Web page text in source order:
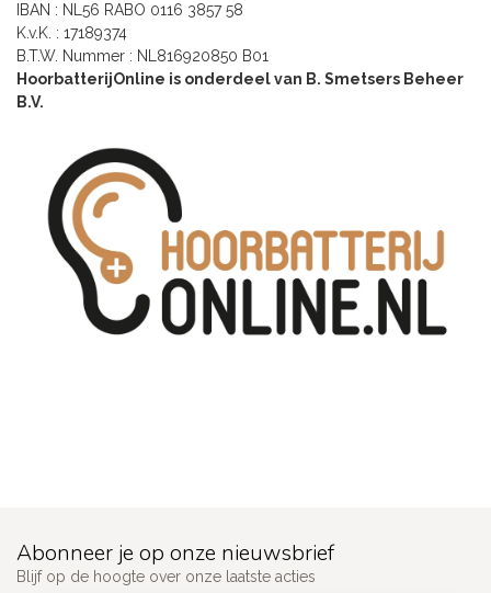
IBAN : NL56 RABO 0116 3857 58
K.v.K. : 17189374
B.T.W. Nummer : NL816920850 B01
HoorbatterijOnline is onderdeel van B. Smetsers Beheer
B.V.
Abonneer je op onze nieuwsbrief
Blijf op de hoogte over onze laatste acties